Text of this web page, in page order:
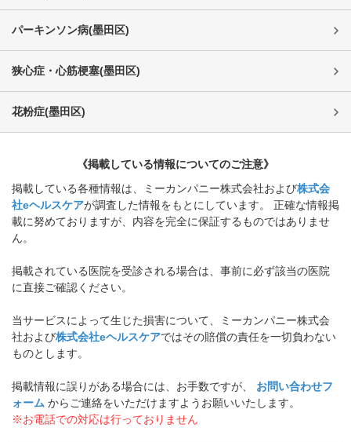
パーキンソン病(墨田区)
狭心症・心筋梗塞(墨田区)
花粉症(墨田区)
《掲載している情報についてのご注意》
掲載している各種情報は、ミーカンパニー株式会社および株式会
社eヘルスケアが調査した情報をもとにしています。 正確な情報掲
載に努めておりますが、内容を完全に保証するものではありませ
ん。
掲載されている医院を受診される場合は、事前に必ず該当の医院
に直接ご確認ください。
当サービスによって生じた損害について、ミーカンパニー株式会
社および株式会社eヘルスケアではその賠償の責任を一切負わない
ものとします。
掲載情報に誤りがある場合には、お手数ですが、
お問い合わせフ
ォーム からご連絡をいただけますようお願いいたします。
※お電話での対応は行っておりません